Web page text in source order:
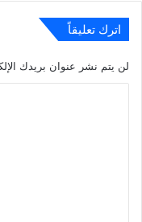
اترك تعليقاً
لن يتم نشر عنوان بريدك